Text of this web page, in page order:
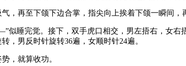
，再至下颌下边合掌，指尖向上挨着下颌一瞬间，
似睡完觉。接下，双手虎口相交，男左捂右，女右
，男反时针旋转36遍，女顺时针24遍。
，就算收功。